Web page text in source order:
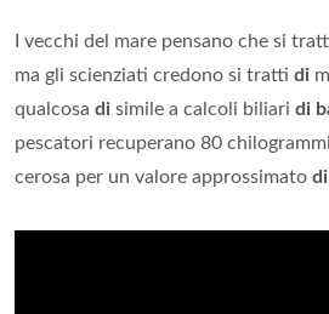
I vecchi del mare pensano che si
ma gli scienziati credono si tratti di
qualcosa di simile a calcoli biliari di
pescatori recuperano 80 chilogrammi
cerosa per un valore approssimato di